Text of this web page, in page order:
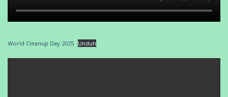
World Cleanup Day 2025 Unduh